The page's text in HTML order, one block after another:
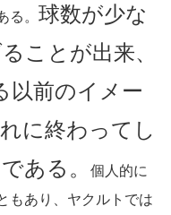
る。 球数が少な
ことが出来、
以前のイメー
に終わってし
ある。
個人的に
もあり、ヤクルトでは